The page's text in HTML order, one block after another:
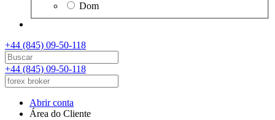
Dom
+44 (845) 09-50-118
+44 (845) 09-50-118
Abrir conta
Área do Cliente